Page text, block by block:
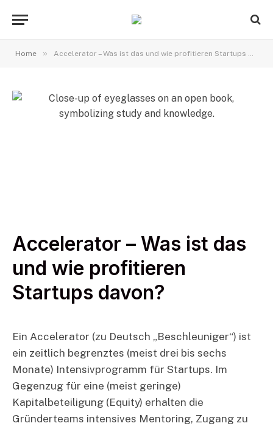
Home » Accelerator – Was ist das und wie profitieren Startups davon?
Accelerator – Was ist das
und wie profitieren
Startups davon?
Ein Accelerator (zu Deutsch „Beschleuniger“) ist
ein zeitlich begrenztes (meist drei bis sechs
Monate) Intensivprogramm für Startups. Im
Gegenzug für eine (meist geringe)
Kapitalbeteiligung (Equity) erhalten die
Gründerteams intensives Mentoring, Zugang zu